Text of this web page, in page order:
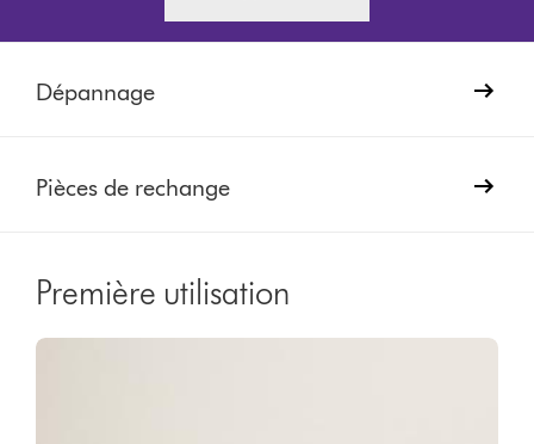
Dépannage
Pièces de rechange
Première utilisation